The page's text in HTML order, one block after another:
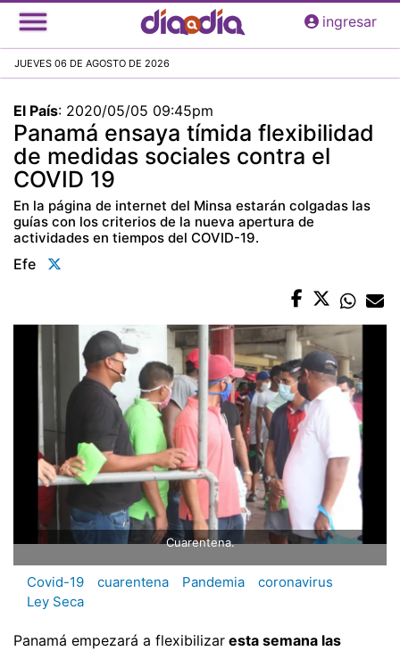
Pasar
al
principal
ingresar
JUEVES 06 DE AGOSTO DE 2026
El País: 2020/05/05 09:45pm
Panamá ensaya tímida flexibilidad
de medidas sociales contra el
COVID 19
En la página de internet del Minsa estarán colgadas las
guías con los criterios de la nueva apertura de
actividades en tiempos del COVID-19.
Efe
Cuarentena.
Covid-19 cuarentena Pandemia
coronavirus
Ley Seca
Panamá empezará a flexibilizar esta semana las